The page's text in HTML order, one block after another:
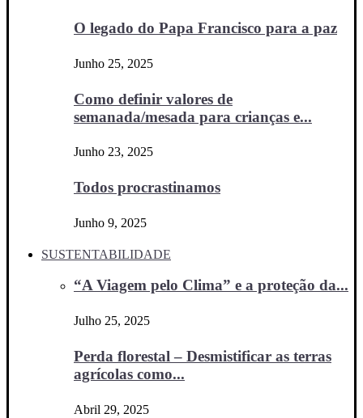
O legado do Papa Francisco para a paz
Junho 25, 2025
Como definir valores de
semanada/mesada para crianças e...
Junho 23, 2025
Todos procrastinamos
Junho 9, 2025
SUSTENTABILIDADE
“A Viagem pelo Clima” e a proteção da...
Julho 25, 2025
Perda florestal – Desmistificar as terras
agrícolas como...
Abril 29, 2025